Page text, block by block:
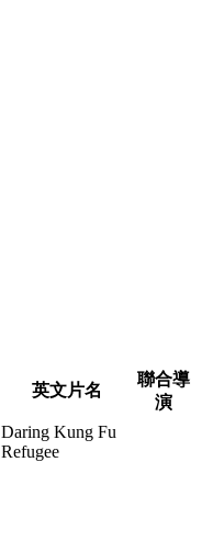
英文片名
聯合導
演
Daring Kung Fu
Refugee